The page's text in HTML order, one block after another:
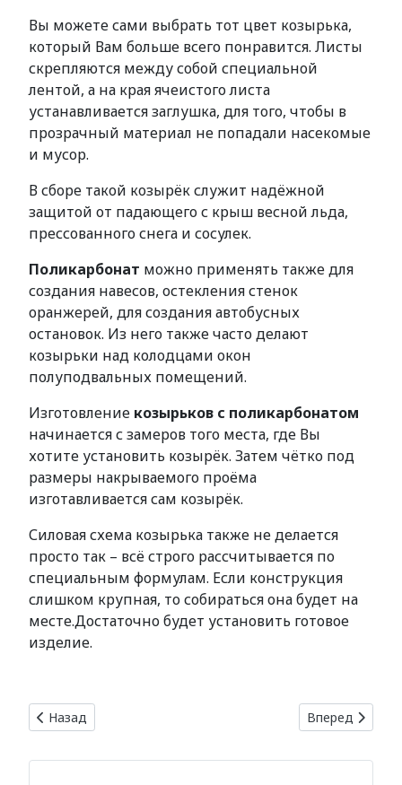
Вы можете сами выбрать тот цвет козырька,
который Вам больше всего понравится. Листы
скрепляются между собой специальной
лентой, а на края ячеистого листа
устанавливается заглушка, для того, чтобы в
прозрачный материал не попадали насекомые
и мусор.
В сборе такой козырёк служит надёжной
защитой от падающего с крыш весной льда,
прессованного снега и сосулек.
Поликарбонат можно применять также для
создания навесов, остекления стенок
оранжерей, для создания автобусных
остановок. Из него также часто делают
козырьки над колодцами окон
полуподвальных помещений.
Изготовление козырьков с поликарбонатом
начинается с замеров того места, где Вы
хотите установить козырёк. Затем чётко под
размеры накрываемого проёма
изготавливается сам козырёк.
Силовая схема козырька также не делается
просто так – всё строго рассчитывается по
специальным формулам. Если конструкция
слишком крупная, то собираться она будет на
месте.Достаточно будет установить готовое
изделие.
Предыдущий: Профиль KBE
Назад Следующий:
Вперед